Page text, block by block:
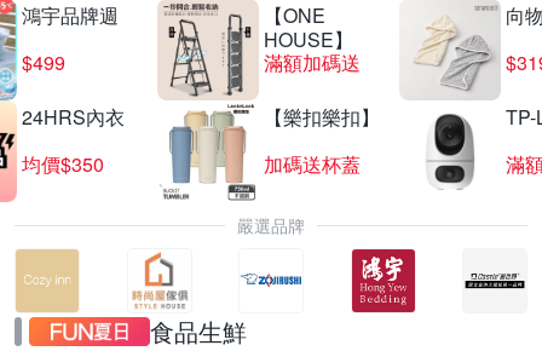
鴻宇品牌週
$499
【ONE
HOUSE】
滿額加碼送
向
24HRS內衣
均價$350
【樂扣樂扣】
加碼送杯蓋
TP-
滿
嚴選品牌
食品生鮮